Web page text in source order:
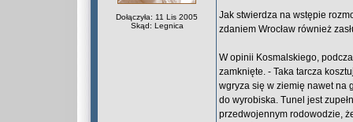
Dołączyła: 11 Lis 2005
Skąd: Legnica
Jak stwierdza na wstępie
zdaniem Wrocław również
W opinii Kosmalskiego,
zamknięte. - Taka tarcza
wgryza się w ziemię nawet na
do wyrobiska. Tunel jest
przedwojennym rodowodzie,